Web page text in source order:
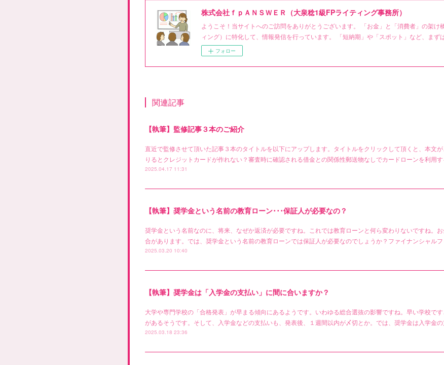
株式会社ｆｐＡＮＳＷＥＲ（大泉稔1級FPライティング事務所）
ようこそ！当サイトへのご訪問をありがとうございます。 「お金」と「消費者」の架け
ィング）に特化して、情報発信を行っています。 「短納期」や「スポット」など、まず
フォロー
関連記事
【執筆】監修記事３本のご紹介
直近で監修させて頂いた記事３本のタイトルを以下にアップします。タイトルをクリックして頂くと、本文
りるとクレジットカードが作れない？審査時に確認される借金との関係性郵送物なしでカードローンを利用
2025.04.17 11:31
【執筆】奨学金という名前の教育ローン･･･保証人が必要なの？
奨学金という名前なのに、将来、なぜか返済が必要ですね。これでは教育ローンと何ら変わりないですね。
合があります。では、奨学金という名前の教育ローンでは保証人が必要なのでしょうか？ファイナンシャル
2025.03.20 10:40
【執筆】奨学金は「入学金の支払い」に間に合いますか？
大学や専門学校の「合格発表」が早まる傾向にあるようです。いわゆる総合選抜の影響ですね。早い学校で
があるそうです。そして、入学金などの支払いも、発表後、１週間以内が〆切とか。では、奨学金は入学金
2025.03.18 23:36